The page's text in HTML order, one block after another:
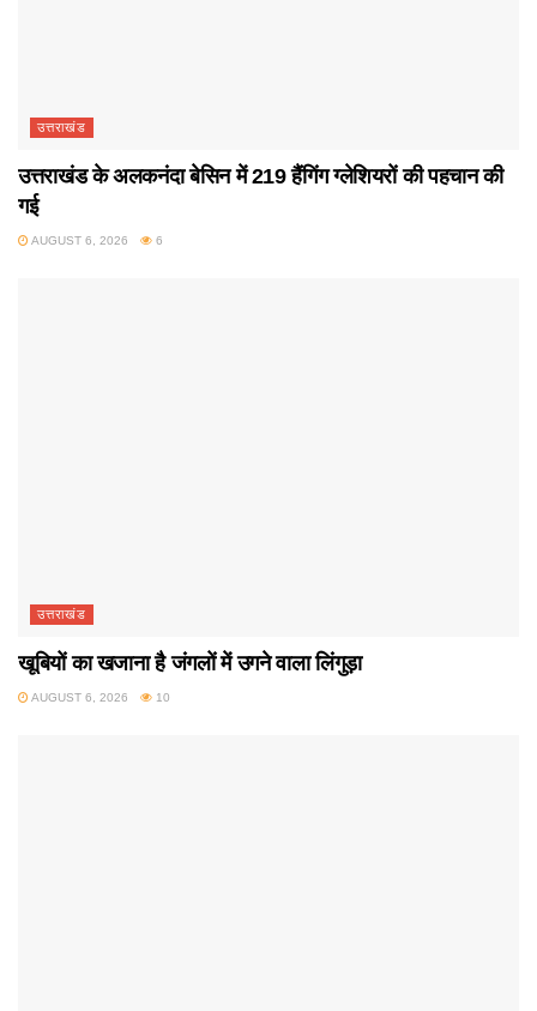
उत्तराखंड
उत्तराखंड के अलकनंदा बेसिन में 219 हैंगिंग ग्लेशियरों की पहचान की
गई
AUGUST 6, 2026 6
उत्तराखंड
खूबियों का खजाना है जंगलों में उगने वाला लिंगुड़ा
AUGUST 6, 2026 10